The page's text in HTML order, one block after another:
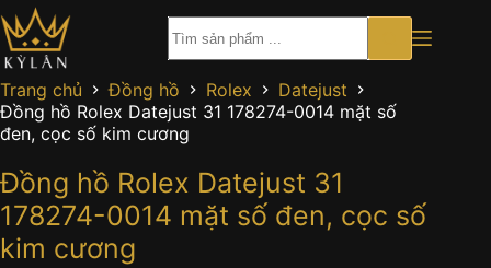
Chuyển
đến
phần
nội
dung
Trang chủ Đồng hồ Rolex
Datejust
Đồng hồ Rolex Datejust 31 178274-0014 mặt số
đen, cọc số kim cương
Đồng hồ Rolex Datejust 31
178274-0014 mặt số đen, cọc số
kim cương